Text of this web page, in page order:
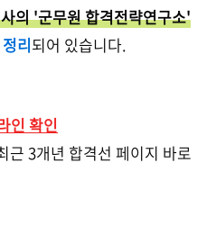
의 '군무원 합격전략연구소'
리되어 있습니다.
인 확인
근 3개년 합격선 페이지 바로